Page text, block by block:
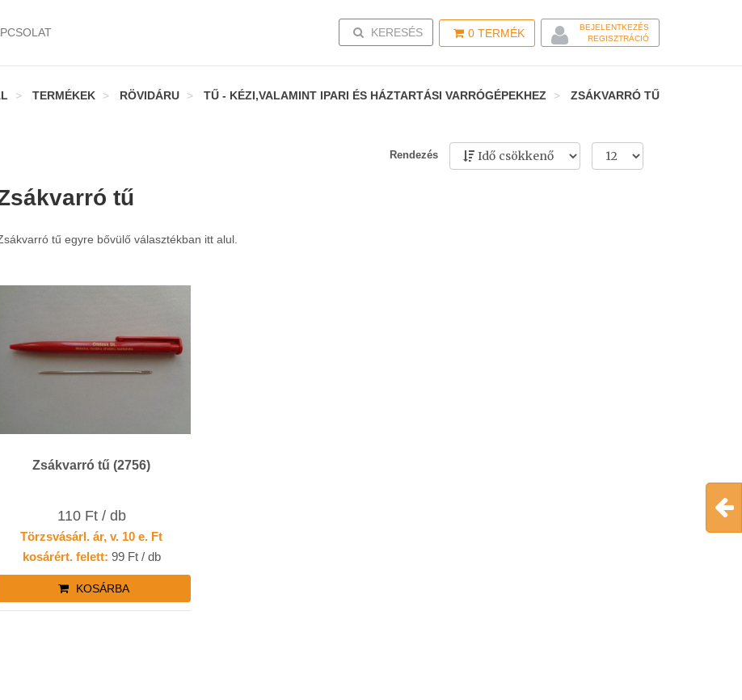
0 TERMÉK
BEJELENTKEZÉS
REGISZTRÁCIÓ
TOGGLE SEARCH
KERESÉS
TERMÉKEK RÖVIDÁRU TŰ - KÉZI,VALAMINT IPARI ÉS HÁZTARTÁSI VARRÓGÉPEKHEZ ZSÁKVARRÓ TŰ
Rendezés
tű
tű egyre bővülő választékban itt alul.
Zsákvarró tű (2756)
110 Ft / db
Törzsvásárl. ár, v. 10 e. Ft
kosárért. felett: 99 Ft / db
KOSÁRBA